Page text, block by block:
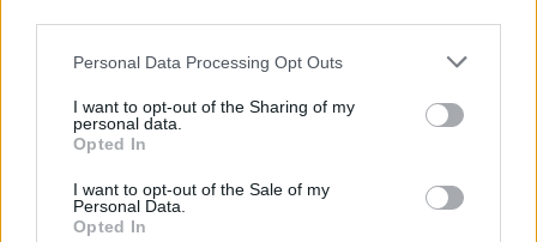
Please note that this website/app uses one or more Google
not limited to your visit or usage behaviour. You may click to
grant or deny consent to Google and its third-party tags to
use your data for below specified purposes in below Google
consent section.
Personal Data Processing Opt Outs
I want to opt-out of the Sharing of my
personal data.
Opted In
I want to opt-out of the Sale of my
Personal Data.
Opted In
Körperliche gesundheit Segeln Segeln lernen
Sicherheit Soziale beziehungen
Stärkung der muskulatur
Vorteile des segelns Zusammenarbeit